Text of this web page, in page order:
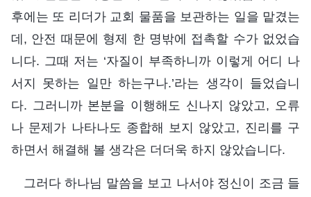
후에는 또 리더가 교회 물품을 보관하는 일을 맡겼는
데, 안전 때문에 형제 한 명밖에 접촉할 수가 없었습
니다. 그때 저는 ‘자질이 부족하니까 이렇게 어디 나
서지 못하는 일만 하는구나.’라는 생각이 들었습니
다. 그러니까 본분을 이행해도 신나지 않았고, 오류
나 문제가 나타나도 종합해 보지 않았고, 진리를 구
하면서 해결해 볼 생각은 더더욱 하지 않았습니다.
그러다 하나님 말씀을 보고 나서야 정신이 조금 들